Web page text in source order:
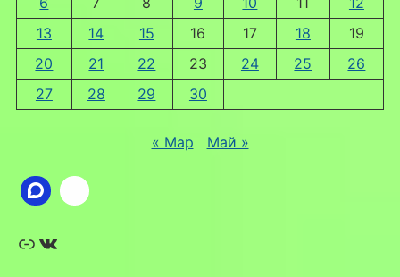
13
14 15 16 17 18
19
20
21 22 23 24 25
26
27
28 29 30
« Мар Май »
Ссылка